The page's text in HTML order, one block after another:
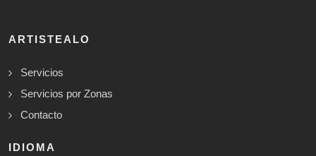
ARTISTEALO
Servicios
Servicios por Zonas
Contacto
IDIOMA